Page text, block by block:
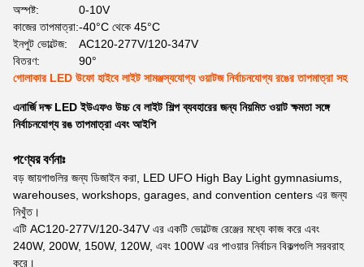
অস্পষ্ট:
0-10V
কাজের তাপমাত্রা:-40°C থেকে 45°C
ইনপুট ভোল্টেজ:
AC120-277V/120-347V
বিতরণ:
90°
গোলাকার LED উফো হাইবে লাইট সামঞ্জস্যযোগ্য ওয়াটজ নির্বাচনযোগ্য রঙের তাপমাত্রা সহ
এনার্জি দক্ষ LED ইউএফও উচ্চ বে লাইট শিল্প ব্যবহারের জন্য নিয়মিত ওয়াট ক্ষমতা সঙ্গে
নির্বাচনযোগ্য রঙ তাপমাত্রা এবং আইপি
পণ্যের বর্ণনাঃ
বড় জায়গাগুলির জন্য ডিজাইন করা, LED UFO High Bay Light gymnasiums,
warehouses, workshops, garages, and convention centers এর জন্য
নিখুঁত।
এটি AC120-277V/120-347V এর একটি ভোল্টেজ রেঞ্জের মধ্যে কাজ করে এবং
240W, 200W, 150W, 120W, এবং 100W এর পাওয়ার নির্বাচন বিকল্পগুলি সরবরাহ
করে।